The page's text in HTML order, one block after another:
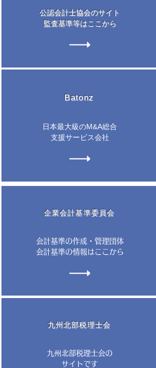
公認会計士協会のサイト
​監査基準等はここから
​Batonz
日本最大級のM&A総合
​支援サービス会社
企業会計基準委員会
会計基準の作成・管理団体​
会計基準の情報はここから
九州北部税理士会
九州北部税理士会の
​サイトです